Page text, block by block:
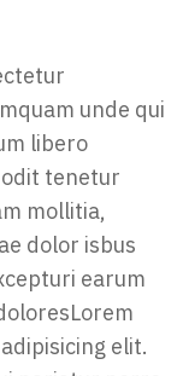
unde qui
libero
tenetur
mollitia,
dolor isbus
earum
elit.